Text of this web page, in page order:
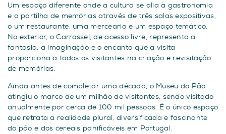
Um espaço diferente onde a cultura se alia à gastronomia
e a partilha de memórias através de três salas expositivas,
o um restaurante, uma mercearia e um espaço temático.
No exterior, o Carrossel, de acesso livre, representa a
fantasia, a imaginação e o encanto que a visita
proporciona a todos os visitantes na criação e revisitação
de memórias.
Ainda antes de completar uma década, o Museu do Pão
atingiu o marco de um milhão de visitantes, sendo visitado
anualmente por cerca de 100 mil pessoas. É o único espaço
que retrata a realidade plural, diversificada e fascinante
do pão e dos cereais panificáveis em Portugal.